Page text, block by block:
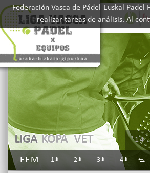
Federación Vasca de Pádel-Euskal
realizar tareas de análisis. Al
LIGA KOPA VET '14
FEM 1ª 2ª 3ª 4ª 